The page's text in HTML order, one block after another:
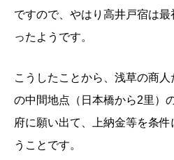
ですので、やはり高井戸宿は
ったようです。
こうしたことから、浅草の商
の中間地点（日本橋から2里）
府に願い出て、上納金等を条
うことです。